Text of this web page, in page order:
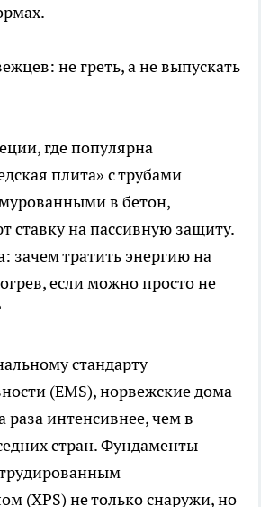
не греть, а не выпускать
где популярна
плита» с трубами
в бетон,
ставку на пассивную защиту.
зачем тратить энергию на
если можно просто не
стандарту
(EMS), норвежские дома
раза интенсивнее, чем в
стран. Фундаменты
(XPS) не только снаружи, но